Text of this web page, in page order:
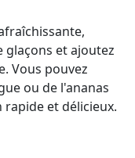
glaçons et ajoutez
Vous pouvez
ou de l'ananas
et délicieux.